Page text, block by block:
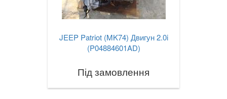
JEEP Patriot (MK74) Двигун 2.0i
(P04884601AD)
Під замовлення